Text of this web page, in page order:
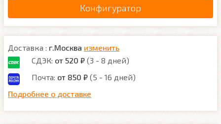
Конфигуратор
Доставка : г.Москва изменить
СДЭК: от 520 ₽ (3 - 8 дней)
Почта: от 850 ₽ (5 - 16 дней)
Подробнее о доставке